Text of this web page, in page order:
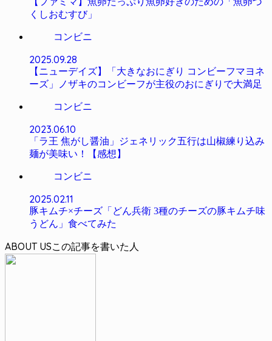
くしおむすび」
コンビニ
2025.09.28
【ニューデイズ】「大きなおにぎり コンビーフマヨネ
ーズ」ノザキのコンビーフが主役のおにぎりで大満足
コンビニ
2023.06.10
「ラ王 焦がし醤油」ジェネリック五行は山椒練り込み
麺が美味い！【感想】
コンビニ
2025.02.11
豚キムチ×チーズ「どん兵衛 3種のチーズの豚キムチ味
うどん」食べてみた
ABOUT US